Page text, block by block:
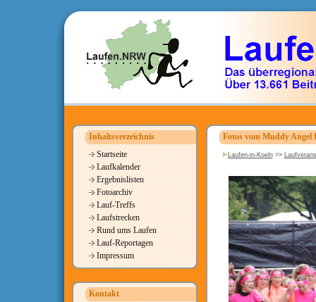
Inhaltsverzeichnis
Startseite
Laufkalender
Ergebnislisten
Fotoarchiv
Lauf-Treffs
Laufstrecken
Rund ums Laufen
Lauf-Reportagen
Impressum
Kontakt
Fotos vom Muddy Angel
Laufen-in-Koeln>>